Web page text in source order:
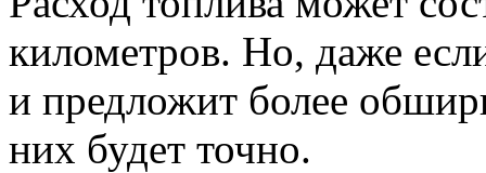
километров. Но, даже
и предложит более
них будет точно.